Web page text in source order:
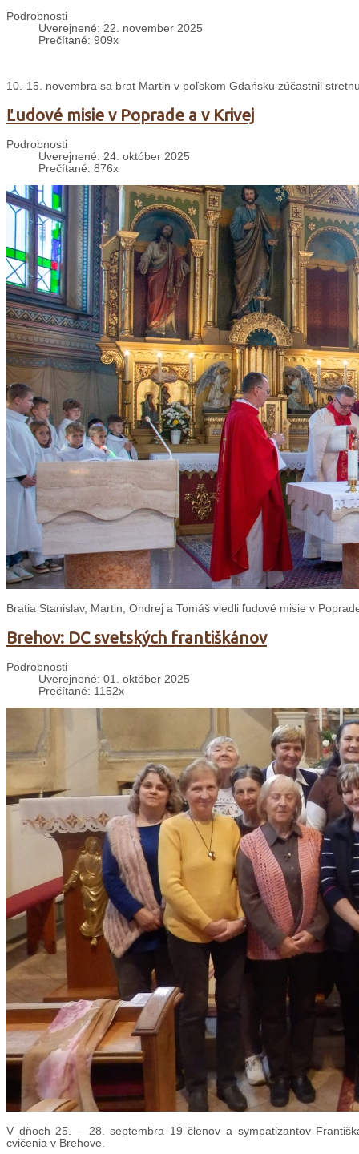
Podrobnosti
Uverejnené: 22. november 2025
Prečítané: 909x
10.-15. novembra sa brat Martin v poľskom Gdańsku zúčastnil
Ľudové misie v Poprade a v Krivej
Podrobnosti
Uverejnené: 24. október 2025
Prečítané: 876x
Bratia Stanislav, Martin, Ondrej a Tomáš viedli ľudové misie v
Brehov: DC svetských františkánov
Podrobnosti
Uverejnené: 01. október 2025
Prečítané: 1152x
V dňoch 25. – 28. septembra 19 členov a sympatizantov
cvičenia v Brehove.